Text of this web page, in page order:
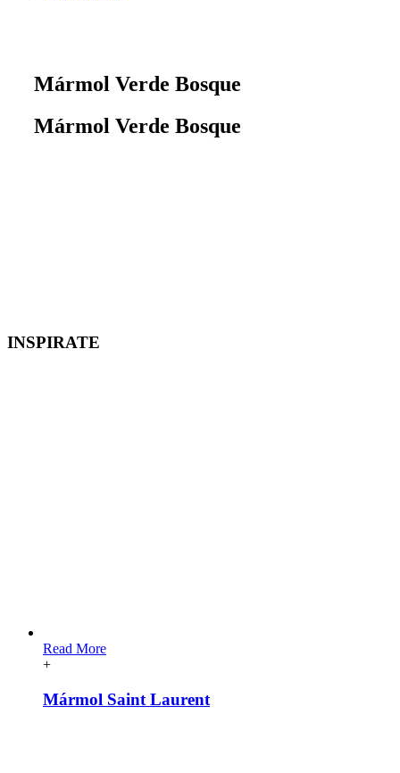
Mármol Verde Bosque
Mármol Verde Bosque
INSPIRATE
Read More
+
Mármol Saint Laurent